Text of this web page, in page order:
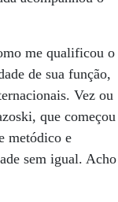
me qualificou o
de sua função,
Vez ou
que começou
metódico e
sem igual. Acho